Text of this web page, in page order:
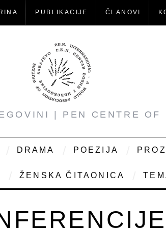
PUBLIKACIJE ČLANOVI
| PEN CENTRE OF
DRAMA POEZIJA
ŽENSKA ČITAONICA